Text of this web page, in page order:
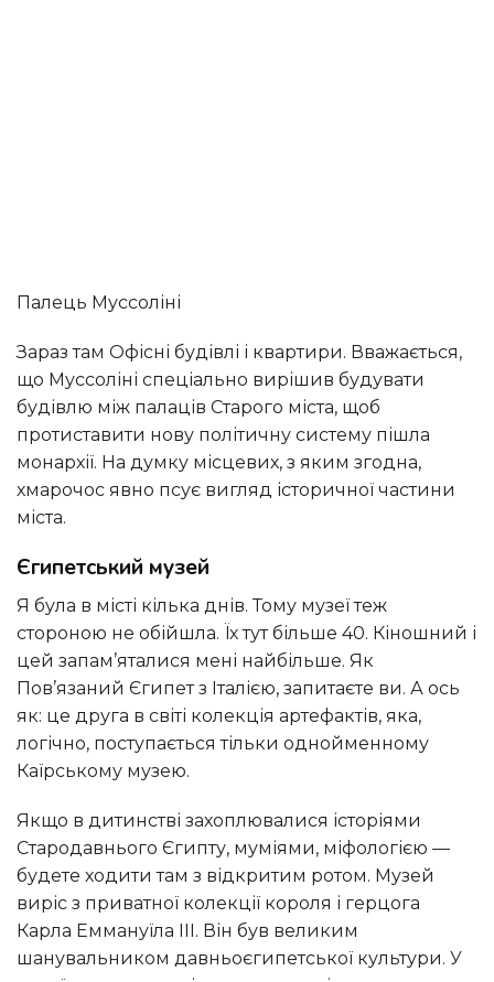
Палець Муссоліні
Зараз там Офісні будівлі і квартири. Вважається,
що Муссоліні спеціально вирішив будувати
будівлю між палаців Старого міста, щоб
протиставити нову політичну систему пішла
монархії. На думку місцевих, з яким згодна,
хмарочос явно псує вигляд історичної частини
міста.
Єгипетський музей
Я була в місті кілька днів. Тому музеї теж
стороною не обійшла. Їх тут більше 40. Кіношний і
цей запам’яталися мені найбільше. Як
Пов’язаний Єгипет з Італією, запитаєте ви. А ось
як: це друга в світі колекція артефактів, яка,
логічно, поступається тільки однойменному
Каїрському музею.
Якщо в дитинстві захоплювалися історіями
Стародавнього Єгипту, муміями, міфологією —
будете ходити там з відкритим ротом. Музей
виріс з приватної колекції короля і герцога
Карла Еммануїла III. Він був великим
шанувальником давньоєгипетської культури. У